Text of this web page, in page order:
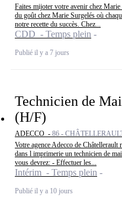
Faites mijoter votre avenir chez
du goût chez Marie Surgelés où
notre recette du succès. Chez...
CDD - Temps plein
Publié il y a 7 jours
Technicien de
(H/F)
ADECCO - 86 -
Votre agence Adecco de Châtellerault
dans l imprimerie un technicien de
vous devrez: - Effectuer les...
Intérim - Temps plein
Publié il y a 10 jours